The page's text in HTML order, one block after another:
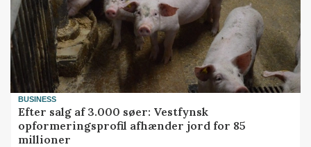
BUSINESS
Efter salg af 3.000 søer: Vestfynsk
opformeringsprofil afhænder jord for 85
millioner